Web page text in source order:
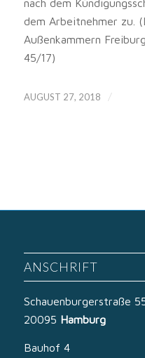
nach dem
dem Arbeitnehmer zu.
Außenkammern
45/17)
AUGUST 27, 2018 /
ANSCHRIFT
Schauenburgerstraße
20095 Hamburg
Bauhof 4